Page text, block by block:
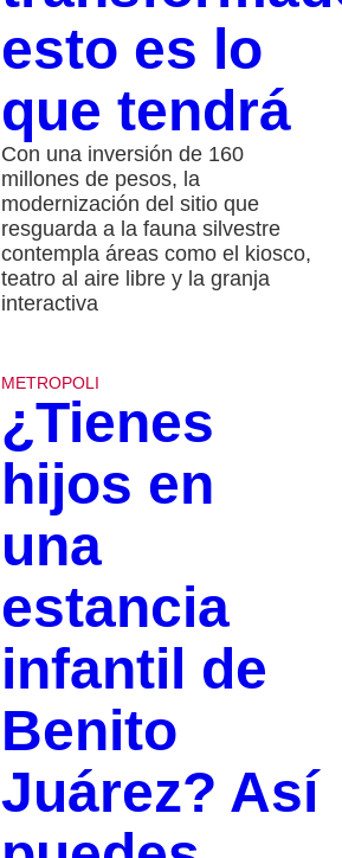
esto es lo
que tendrá
Con una inversión de 160
millones de pesos, la
modernización del sitio que
resguarda a la fauna silvestre
contempla áreas como el kiosco,
teatro al aire libre y la granja
interactiva
METROPOLI
¿Tienes
hijos en
una
estancia
infantil de
Benito
Juárez? Así